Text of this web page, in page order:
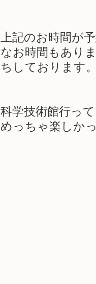
上記のお時間が
なお時間もあり
ちしております
科学技術館行っ
めっちゃ楽しか